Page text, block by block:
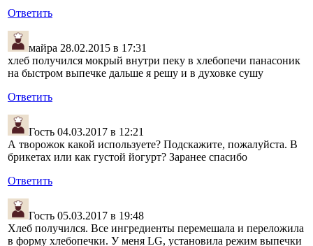
Ответить
майра 28.02.2015 в 17:31
хлеб получился мокрый внутри пеку в хлебопечи панасоник
на быстром выпечке дальше я решу и в духовке сушу
Ответить
Гость 04.03.2017 в 12:21
А творожок какой используете? Подскажите, пожалуйста. В
брикетах или как густой йогурт? Заранее спасибо
Ответить
Гость 05.03.2017 в 19:48
Хлеб получился. Все ингредиенты перемешала и переложила
в форму хлебопечки. У меня LG, установила режим выпечки